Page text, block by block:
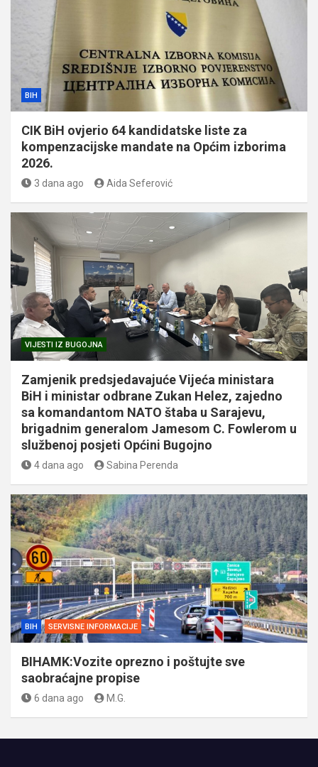
BIH
CIK BiH ovjerio 64 kandidatske liste za
kompenzacijske mandate na Općim izborima
2026.
3 dana ago Aida Seferović
VIJESTI IZ BUGOJNA
Zamjenik predsjedavajuće Vijeća ministara
BiH i ministar odbrane Zukan Helez, zajedno
sa komandantom NATO štaba u Sarajevu,
brigadnim generalom Jamesom C. Fowlerom u
službenoj posjeti Općini Bugojno
4 dana ago Sabina Perenda
BIH SERVISNE INFORMACIJE
BIHAMK:Vozite oprezno i poštujte sve
saobraćajne propise
6 dana ago M.G.